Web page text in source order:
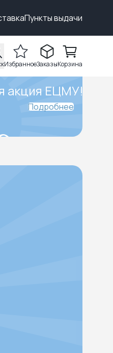
Пункты выдачи
ИзбранноеЗаказыКорзина
акция ЕЦМУ!
Подробнее